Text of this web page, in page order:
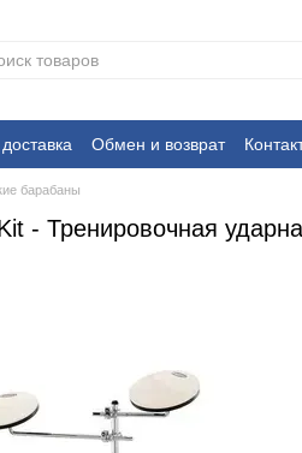
Обмен и возврат
барабаны
- Тренировочная